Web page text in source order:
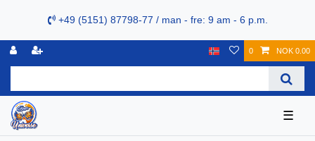
+49 (5151) 87798-77 / man - fre: 9 am - 6 p.m.
0 NOK 0.00
☰